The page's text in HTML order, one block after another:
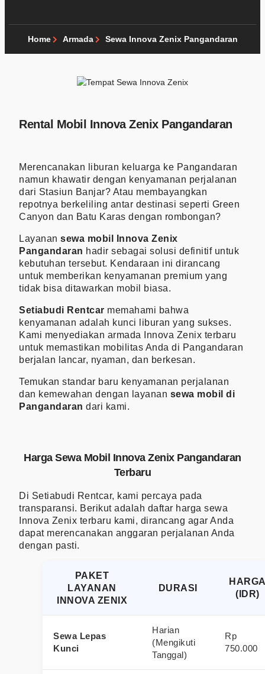
Home Armada Sewa Innova Zenix Pangandaran
Rental Mobil Innova Zenix Pangandaran
Merencanakan liburan keluarga ke Pangandaran
namun khawatir dengan kenyamanan perjalanan
dari Stasiun Banjar? Atau membayangkan
repotnya berkeliling antar destinasi seperti Green
Canyon dan Batu Karas dengan rombongan?
Layanan sewa mobil Innova Zenix
Pangandaran hadir sebagai solusi definitif untuk
kebutuhan tersebut. Kendaraan ini dirancang
untuk memberikan kenyamanan premium yang
tidak bisa ditawarkan mobil biasa.
Setiabudi Rentcar memahami bahwa
kenyamanan adalah kunci liburan yang sukses.
Kami menyediakan armada Innova Zenix terbaru
untuk memastikan mobilitas Anda di Pangandaran
berjalan lancar, nyaman, dan berkesan.
Temukan standar baru kenyamanan perjalanan
dan kemewahan dengan layanan sewa mobil di
Pangandaran dari kami.
Harga Sewa Mobil Innova Zenix Pangandaran
Terbaru
Di Setiabudi Rentcar, kami percaya pada
transparansi. Berikut adalah daftar harga sewa
Innova Zenix terbaru kami, dirancang agar Anda
dapat merencanakan anggaran perjalanan Anda
dengan pasti.
PAKET
LAYANAN
INNOVA ZENIX
DURASI
(IDR)
Sewa Lepas
Kunci
Harian
(Mengikuti
Tanggal)
Rp
750.000